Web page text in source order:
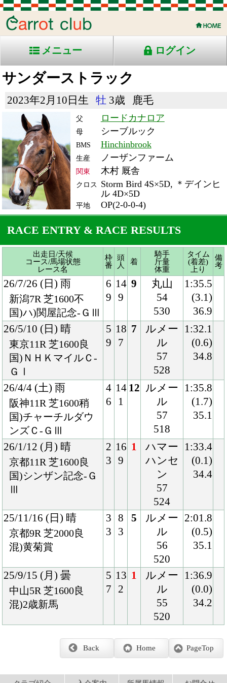
メニュー ログイン
サンダーストラック
2023年2月10日生 牡 3歳 鹿毛
ロードカナロア
シーブルック
BMS Hinchinbrook
木村 厩舎
Storm Bird 4S×5D, ＊デインヒ
平地 OP(2-0-0-4)
RACE ENTRY & RACE RESULTS
出走日/天候
コース/馬場状態
レース名
枠
番
頭
人
着
斤量
体重
タイム
(着差)
上り
備
26/7/26 (日) 雨
新潟7R 芝1600不
6
9
14
9
丸山
54
1:35.5
(3.1)
26/5/10 (日) 晴
東京11R 芝1600良
国)ＮＨＫマイルＣ-
5
9
18
7
7
ルメー
ル
57
528
1:32.1
(0.6)
26/4/4 (土) 雨
阪神11R 芝1600稍
国)チャーチルダウ
ンズＣ-ＧⅢ
4 1412 ルメー
ル
57
1:35.8
26/1/12 (月) 晴
京都11R 芝1600良
国)シンザン記念-Ｇ
Ⅲ
2 16 1 ハマー
ハンセ
ン
57
1:33.4
(0.1)
25/11/16 (日) 晴
京都9R 芝2000良
混)黄菊賞
3 3
ル
56
520
(0.5)
35.1
25/9/15 (月) 曇
中山5R 芝1600良
混)2歳新馬
5
7
13
2
520
PageTop
Home
Back
ファンド勧誘方針
アプリケーションプライバシーポリシー
PCサイト Copyright © CARROTCLUB